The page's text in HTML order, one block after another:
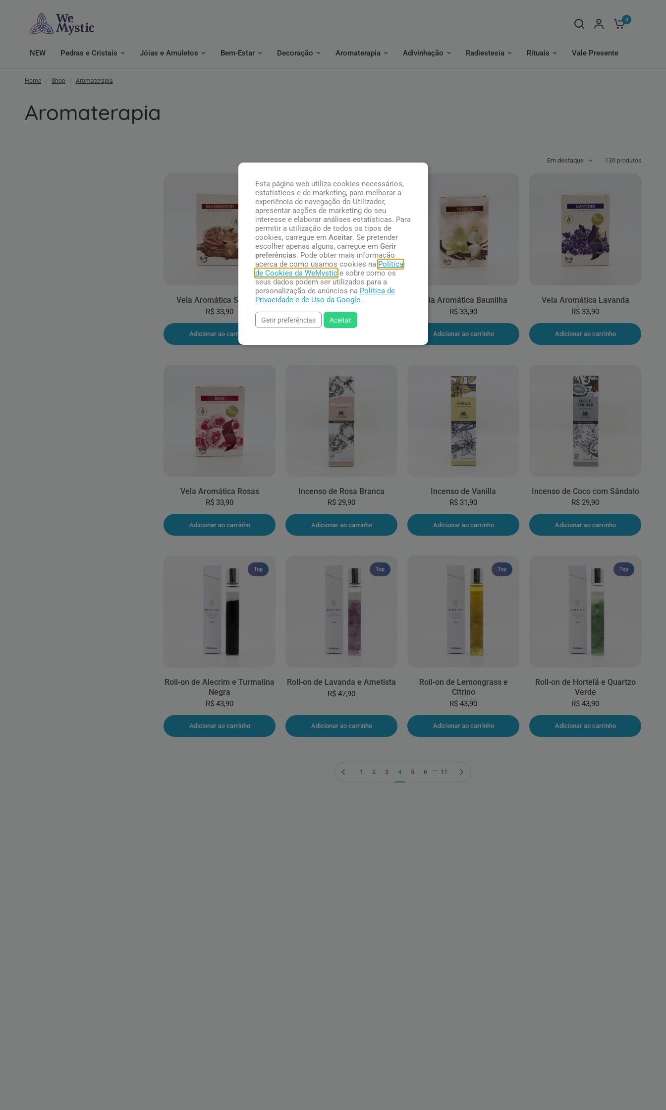
0
NEW Pedras e Cristais Jóias e Amuletos Bem-Estar Decoração Aromaterapia Adivinhação Radiestesia Rituais Vale Presente
Home Shop Aromaterapia
Aromaterapia
Em destaque 130 produtos
Vela Aromática Sândalo
R$ 33,90
Adicionar ao carrinho
Vela Aromática Canela
R$ 33,90
Vela Aromática Baunilha
R$ 33,90
Adicionar ao carrinho
Vela Aromática Lavanda
R$ 33,90
Adicionar ao carrinho
Vela Aromática Rosas
R$ 33,90
Adicionar ao carrinho
Incenso de Rosa Branca
R$ 29,90
Adicionar ao carrinho
Incenso de Vanilla
R$ 31,90
Adicionar ao carrinho
Incenso de Coco com Sândalo
R$ 29,90
Adicionar ao carrinho
Top
Roll-on de Alecrim e Turmalina
Negra
R$ 43,90
Adicionar ao carrinho
Top
Roll-on de Lavanda e Ametista
R$ 47,90
Adicionar ao carrinho
Top
Roll-on de Lemongrass e
Citrino
R$ 43,90
Adicionar ao carrinho
Top
Roll-on de Hortelã e Quartzo
Verde
R$ 43,90
Adicionar ao carrinho
Página anterior1 2 3 4 5 6 … 11 Próxima página
Esta página web utiliza cookies necessários,
estatísticos e de marketing, para melhorar a
experiência de navegação do Utilizador,
apresentar acções de marketing do seu
interesse e elaborar análises estatísticas. Para
permitir a utilização de todos os tipos de
cookies, carregue em Aceitar. Se pretender
escolher apenas alguns, carregue em Gerir
preferências. Pode obter mais informação
acerca de como usamos cookies na Política
de Cookies da WeMystice sobre como os
seus dados podem ser utilizados para a
personalização de anúncios na Política de
Privacidade e de Uso da Google.
Gerir preferências Aceitar